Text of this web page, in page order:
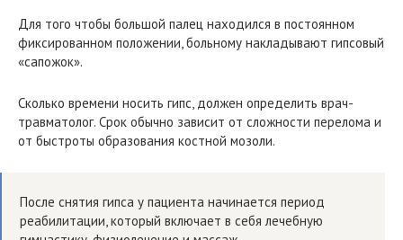
Для того чтобы большой палец находился в постоянном
фиксированном положении, больному накладывают гипсовый
«сапожок».
Сколько времени носить гипс, должен определить врач-
травматолог. Срок обычно зависит от сложности перелома и
от быстроты образования костной мозоли.
После снятия гипса у пациента начинается период
реабилитации, который включает в себя лечебную